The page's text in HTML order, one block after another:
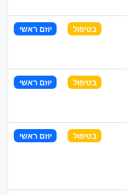
בטיפול יוזם ראשי
בטיפול יוזם ראשי
בטיפול יוזם ראשי